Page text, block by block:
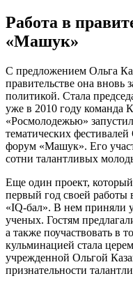
Работа в
«Машук»
С предложением Ольга
правительстве она вновь
политикой. Стала
уже в 2010 году команда
«Росмолодежью»
тематических
форум «Машук». Его
сотни талантливых
Еще один проект,
первый год своей работы
«IQ-бал». В нем приняли
ученых. Гостям
а также поучаствовать в
кульминацией стала
учрежденной Ольгой
признательности